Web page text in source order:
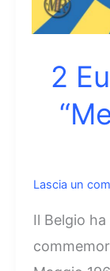
2
Lascia un
Il Belgio